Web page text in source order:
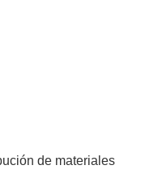
de materiales